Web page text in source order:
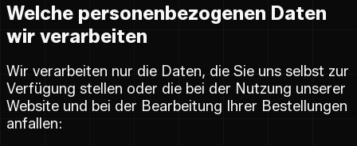
Welche personenbezogenen Daten
wir verarbeiten
Wir verarbeiten nur die Daten, die Sie uns selbst zur
Verfügung stellen oder die bei der Nutzung unserer
Website und bei der Bearbeitung Ihrer Bestellungen
anfallen: